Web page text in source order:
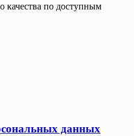
качества по доступным
данных